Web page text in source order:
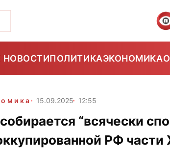
НОВОСТИПОЛИТИКАЭКОНОМИКА
15.09.2025 12:55
“всячески
РФ части